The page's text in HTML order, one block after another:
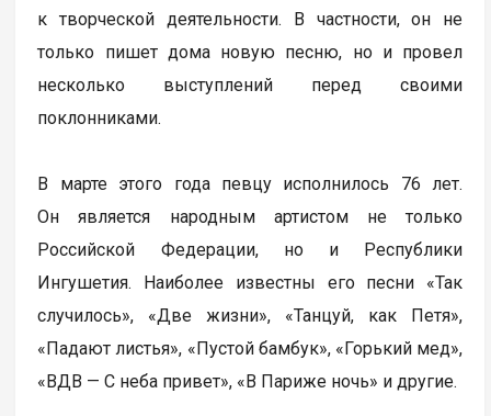
к творческой деятельности. В частности, он не
только пишет дома новую песню, но и провел
несколько выступлений перед своими
поклонниками.
В марте этого года певцу исполнилось 76 лет.
Он является народным артистом не только
Российской Федерации, но и Республики
Ингушетия. Наиболее известны его песни «Так
случилось», «Две жизни», «Танцуй, как Петя»,
«Падают листья», «Пустой бамбук», «Горький мед»,
«ВДВ — С неба привет», «В Париже ночь» и другие.